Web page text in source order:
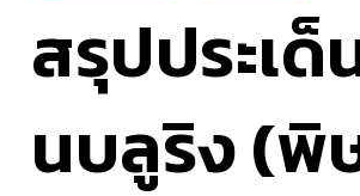
สรุปประเ
นบลูริง (พิ